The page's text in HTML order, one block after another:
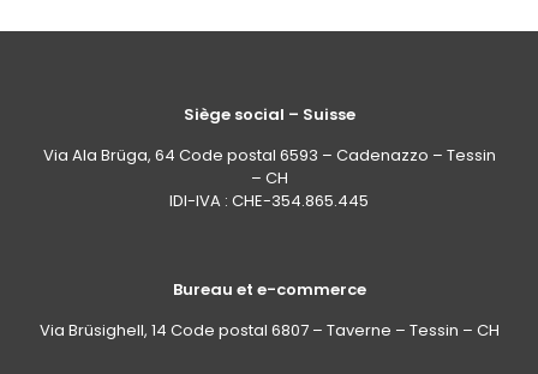
Siège social – Suisse
Via Ala Brüga, 64 Code postal 6593 – Cadenazzo – Tessin
– CH
IDI-IVA : CHE-354.865.445
Bureau et e-commerce
Via Brüsighell, 14 Code postal 6807 – Taverne – Tessin – CH